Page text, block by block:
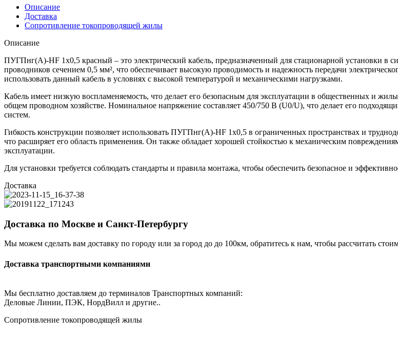
Описание
Доставка
Сопротивление токопроводящей жилы
Описание
ПУГПнг(А)-HF 1х0,5 красный – это электрический кабель, предназначенный для стационарной установки в
проводников сечением 0,5 мм², что обеспечивает высокую проводимость и надежность передачи
использовать данный кабель в условиях с высокой температурой и механическими нагрузками.
Кабель имеет низкую воспламеняемость, что делает его безопасным для эксплуатации в общественных и
общем проводном хозяйстве. Номинальное напряжение составляет 450/750 В (U0/U), что делает его
систем.
Гибкость конструкции позволяет использовать ПУГПнг(А)-HF 1х0,5 в ограниченных пространствах и
что расширяет его область применения. Он также обладает хорошей стойкостью к механическим
эксплуатации.
Для установки требуется соблюдать стандарты и правила монтажа, чтобы обеспечить безопасное и
Доставка
Доставка по Москве и Санкт-Петербургу
Мы можем сделать вам доставку по городу или за город до до 100км, обратитесь к нам, чтобы рассчитать
Доставка транспортными компаниями
Мы бесплатно доставляем до терминалов Транспортных компаний:
Деловые Линии, ПЭК, НордВилл и другие..
Сопротивление токопроводящей жилы